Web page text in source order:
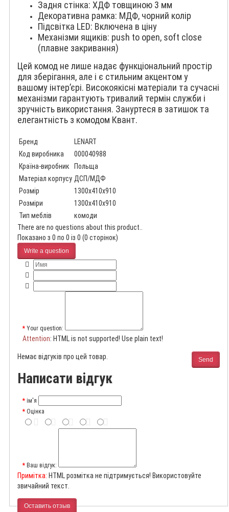
Задня стінка: ХДФ товщиною 3 мм
Декоративна рамка: МДФ, чорний колір
Підсвітка LED: Включена в ціну
Механізми ящиків: push to open, soft close
(плавне закривання)
Цей комод не лише надає функціональний простір
для зберігання, але і є стильним акцентом у
вашому інтер’єрі. Високоякісні матеріали та сучасні
механізми гарантують тривалий термін служби і
зручність використання. Зануртеся в затишок та
елегантність з комодом Квант.
Бренд
LENART
Код виробника
000040988
Країна-виробник
Польща
Матеріал корпусу ДСП/МДФ
Розмір
1300x410x910
Розміри
1300x410x910
Тип меблів
комоди
There are no questions about this product..
Показано з 0 по 0 із 0 (0 сторінок)
Write a question
Your question:
Attention: HTML is not supported! Use plain text!
Send
Немає відгуків про цей товар.
Написати відгук
ім'я
Оцінка
Ваш відгук:
Примітка: HTML розмітка не підтримується! Використовуйте
звичайний текст.
Оставить отзыв